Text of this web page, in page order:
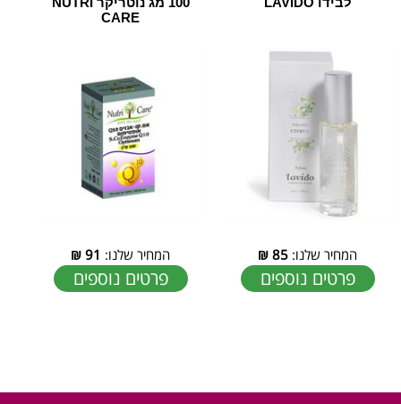
המחיר שלנו: 85
₪
פרטים נוספים
CARE
המחיר שלנו: 91
₪
פרטים נוספים